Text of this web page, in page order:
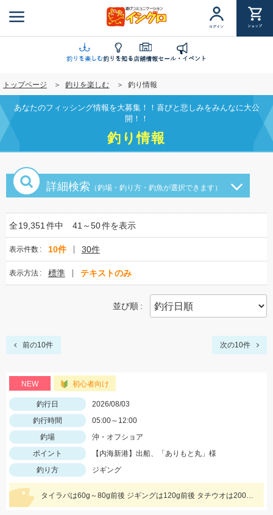
ン
に
移
動
ログイン ショップ
釣りを楽しむ釣りを知る店舗情報セール・イベント
トップページ 釣りを楽しむ 釣り情報
あなたのフィッシング情報を大募集！！喜びと悲しみをみんなに大公
開！！
釣り情報
詳細検索 （釣場・釣り方・釣魚が選択できます）
全19,351 件中 41～50件を表示
表示件数 10件 30件
表示方法 標準 テキストのみ
並び順
前の10件 次の10件
NEW 初心者向け
釣行日
2026/08/03
釣行時間
05:00～12:00
釣場
沖・オフショア
ポイント
【内海新港】出船、「ありもと丸」様
釣り方
ジギング
タイラバは60g～80g前後 ジギングは120g前後 タチウオは200gを使用しました